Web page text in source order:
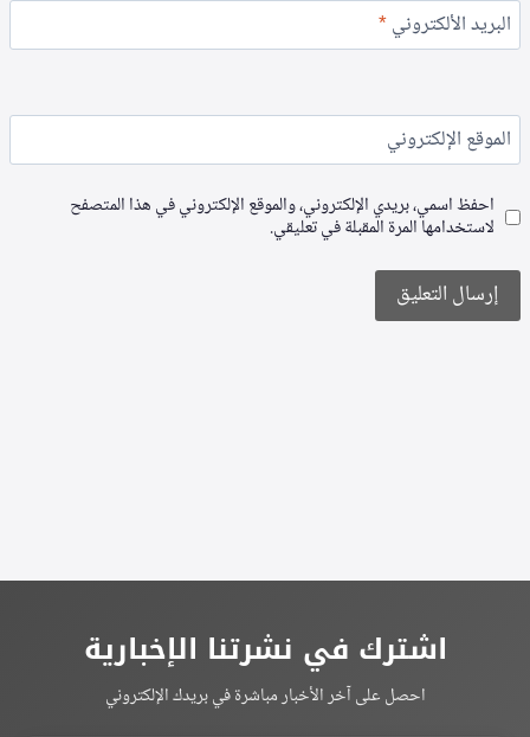
البريد الألكتروني*
الموقع الإلكتروني
احفظ اسمي، بريدي الإلكتروني، والموقع الإلكتروني في هذا المتصفح
لاستخدامها المرة المقبلة في تعليقي.
اشترك في نشرتنا الإخبارية
احصل على آخر الأخبار مباشرة في بريدك الإلكتروني